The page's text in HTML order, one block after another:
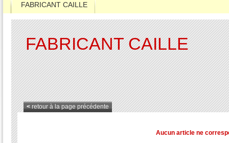
FABRICANT CAILLE
FABRICANT CAILLE
< retour à la page précédente
Aucun article ne